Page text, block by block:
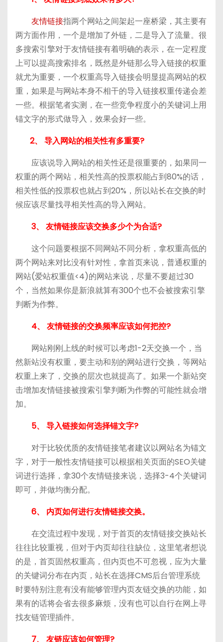
友情链接指两个网站之间架起一座桥梁，其主要有
两方面作用，一个是增加了外链，二是导入了流量。很
多搜索引擎对于友情链接有着明确的表示，在一定程度
上可以提高搜索排名，既然是外链那么导入链接的权重
就尤为重要，一个权重高导入链接会明显提高网站的权
重，如果是与网站本身不相干的导入链接权重传递会差
一些。根据笔者实测，在一些竞争程度小的关键词上用
锚文字的形式做导入，效果会好一些。
2、 导入网站的相关性有多重要?
应该说导入网站的相关性还是很重要的，如果同一
权重的两个网站，相关性高的投票权能占到80%的话，
相关性低的投票权也就占到20%，所以站长在交换的时
候应该尽量找寻相关性高的导入网站。
3、 友情链接应该交换多少个为合适?
这个问题要根据不同网站不同分析，拿权重高低的
两个网站来对比没有针对性，拿首页来说，普通权重的
网站(爱站权重值<4)的网站来说，尽量不要超过30
个，当然如果你是新浪就算有300个也不会被搜索引擎
判断为作弊。
4、 友情链接的交换频率应该如何把控?
网站刚刚上线的时候可以考虑1-2天交换一个，当
然新站没有权重，要主动和别的网站进行交换，等网站
权重上来了，交换的层次也就提高了。如果一个新站突
击增加友情链接被搜索引擎判断为作弊的可能性就会增
加。
5、 导入链接如何选择锚文字?
对于比较优质的友情链接笔者建议以网站名为锚文
字，对于一般性友情链接可以根据相关页面的SEO关键
词进行选择，拿30个友情链接来说，选择3-4个关键词
即可，并做均衡分配。
6、 内页如何进行友情链接交换。
在交流过程中发现，对于首页的友情链接交换站长
往往比较重视，但对于内页却往往缺位，这里笔者想说
的是，首页固然权重高，但内页也不可忽视，应为大量
的关键词分布在内页，站长在选择CMS后台管理系统
时要特别注意有没有能够管理内页友链交换的功能，如
果有的话将会省去很多麻烦，没有也可以自行在网上寻
找友链管理插件。
7、 友链应该如何管理?